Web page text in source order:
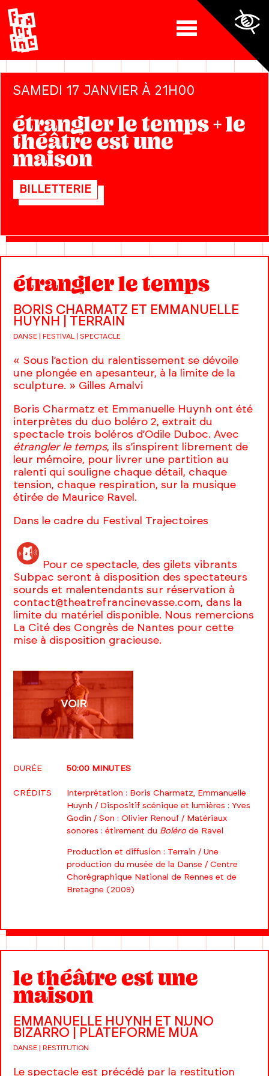
SAMEDI 17 JANVIER À 21H00
étrangler le temps + le
théâtre est une
maison
BILLETTERIE
étrangler le temps
BORIS CHARMATZ ET EMMANUELLE
HUYNH | TERRAIN
DANSE | FESTIVAL | SPECTACLE
« Sous l’action du ralentissement se dévoile
une plongée en apesanteur, à la limite de la
sculpture. » Gilles Amalvi
Boris Charmatz et Emmanuelle Huynh ont été
interprètes du duo boléro 2, extrait du
spectacle trois boléros d’Odile Duboc. Avec
étrangler le temps, ils s’inspirent librement de
leur mémoire, pour livrer une partition au
ralenti qui souligne chaque détail, chaque
tension, chaque respiration, sur la musique
étirée de Maurice Ravel.
Dans le cadre du Festival Trajectoires
Pour ce spectacle, des gilets vibrants
Subpac seront à disposition des spectateurs
sourds et malentendants sur réservation à
contact@theatrefrancinevasse.com, dans la
limite du matériel disponible. Nous remercions
La Cité des Congrès de Nantes pour cette
mise à disposition gracieuse.
VOIR
DURÉE 50:00 MINUTES
CRÉDITS
Interprétation : Boris Charmatz, Emmanuelle
Huynh / Dispositif scénique et lumières : Yves
Godin / Son : Olivier Renouf / Matériaux
sonores : étirement du Boléro de Ravel
Production et diffusion : Terrain / Une
production du musée de la Danse / Centre
Chorégraphique National de Rennes et de
Bretagne (2009)
le théâtre est une
maison
EMMANUELLE HUYNH ET NUNO
BIZARRO | PLATEFORME MÚA
DANSE | RESTITUTION
Le spectacle est précédé par la restitution